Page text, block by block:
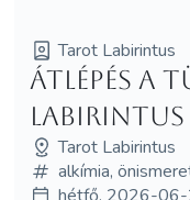
Tarot Labirintus
Átlépés a
Labirintus
Tarot Labirintus
alkímia,